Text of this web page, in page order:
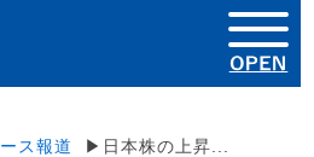
ス報道 ▶日本株の上昇...